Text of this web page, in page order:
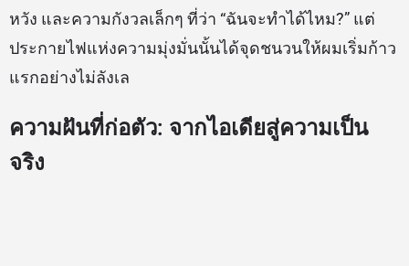
หวัง และความกังวลเล็กๆ ที่ว่า “ฉันจะทำได้ไหม?” แต่
ประกายไฟแห่งความมุ่งมั่นนั้นได้จุดชนวนให้ผมเริ่มก้าว
แรกอย่างไม่ลังเล
ความฝันที่ก่อตัว: จากไอเดียสู่ความเป็น
จริง